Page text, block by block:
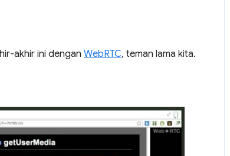
akhir ini dengan WebRTC, teman lama kita.